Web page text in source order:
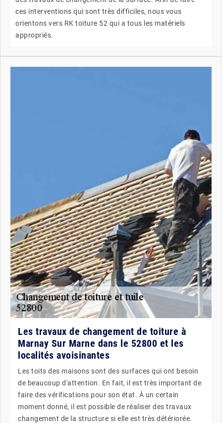
ces interventions qui sont très difficiles, nous vous
orientons vers RK toiture 52 qui a tous les matériels
appropriés.
Les travaux de changement de toiture à
Marnay Sur Marne dans le 52800 et les
localités avoisinantes
Les toits des maisons sont des surfaces qui ont besoin
de beaucoup d'attention. En fait, il est très important de
faire des vérifications pour son état. À un certain
moment donné, il est possible de réaliser des travaux
changement de la structure si elle est très détériorée.